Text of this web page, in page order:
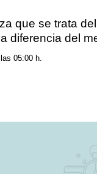
que se trata
diferencia del
05:00 h.